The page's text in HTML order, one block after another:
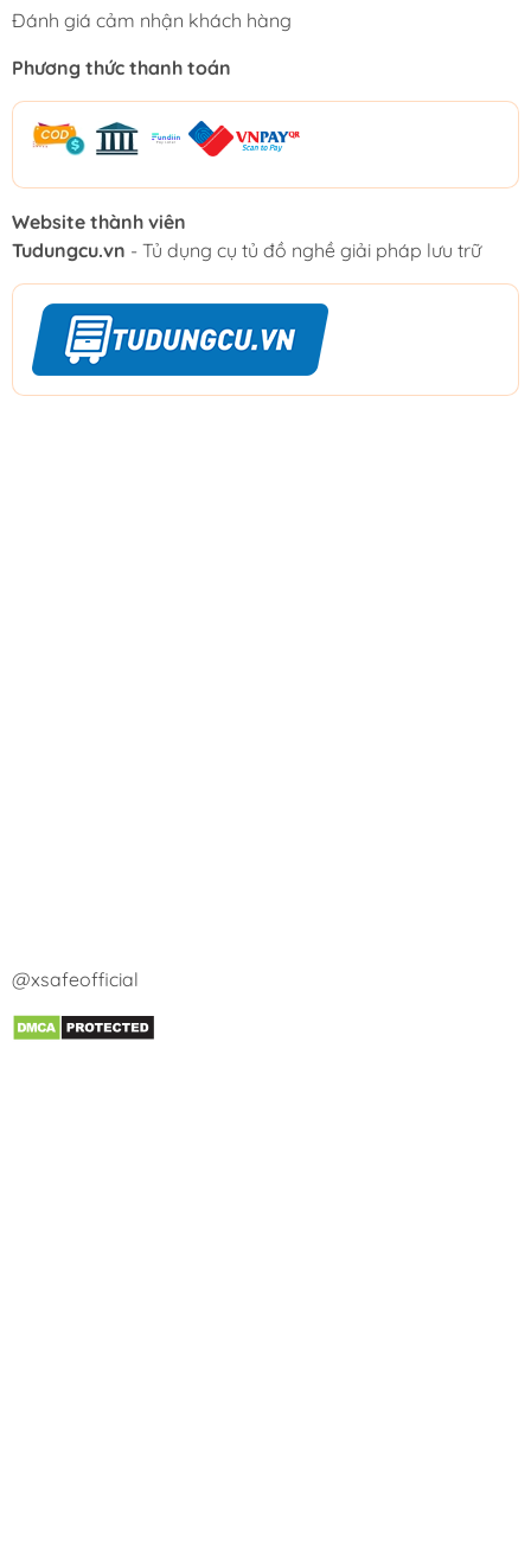
Đánh giá cảm nhận khách hàng
Phương thức thanh toán
Website thành viên
Tudungcu.vn - Tủ dụng cụ tủ đồ nghề giải pháp lưu trữ
@xsafeofficial